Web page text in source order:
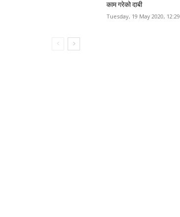
काम गरेको दाबी
Tuesday, 19 May 2020, 12:29